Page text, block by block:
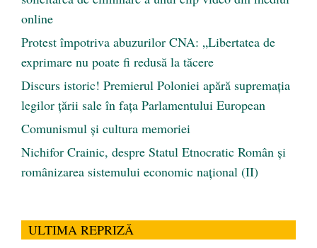
online
Protest împotriva abuzurilor CNA: „Libertatea de
exprimare nu poate fi redusă la tăcere
Discurs istoric! Premierul Poloniei apără supremația
legilor țării sale în fața Parlamentului European
Comunismul şi cultura memoriei
Nichifor Crainic, despre Statul Etnocratic Român şi
românizarea sistemului economic naţional (II)
ULTIMA REPRIZĂ